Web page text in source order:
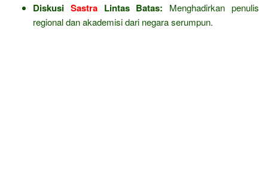
Diskusi SastraLintas Batas: Menghadirkan penulis
regional dan akademisi dari negara serumpun.